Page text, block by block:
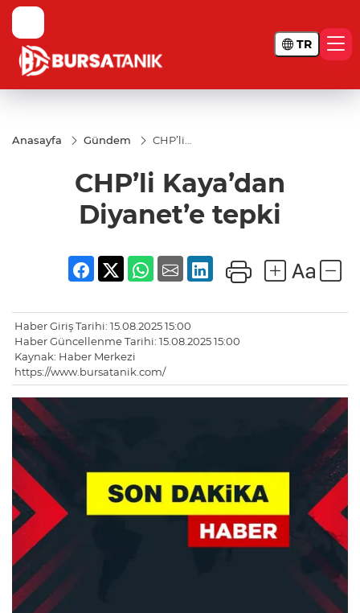
TR
Anasayfa Gündem
CHP’li
tepki
CHP’li Kaya’dan
Diyanet’e tepki
Haber Giriş Tarihi: 15.08.2025 15:00
Haber Güncellenme Tarihi: 15.08.2025 15:00
Kaynak: Haber Merkezi
https://www.bursatanik.com/